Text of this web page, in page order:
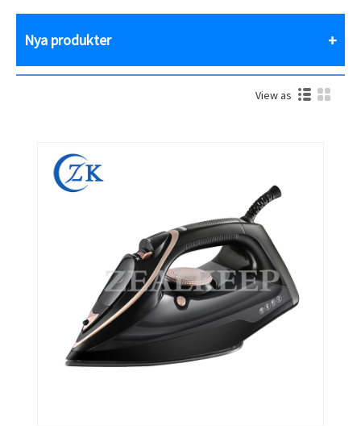
Nya produkter
View as